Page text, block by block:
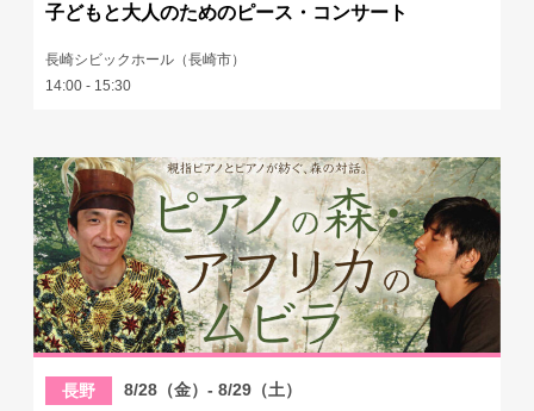
子どもと大人のためのピース・コンサート
長崎シビックホール（長崎市）
14:00 - 15:30
長野 8/28（金）- 8/29（土）